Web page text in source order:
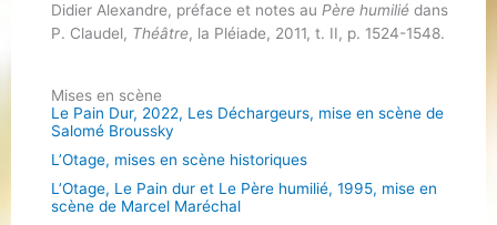
Didier Alexandre, préface et notes au Père humilié dans
P. Claudel, Théâtre, la Pléiade, 2011, t. II, p. 1524-1548.
Mises en scène
Le Pain Dur, 2022, Les Déchargeurs, mise en scène de
Salomé Broussky
L’Otage, mises en scène historiques
L’Otage, Le Pain dur et Le Père humilié, 1995, mise en
scène de Marcel Maréchal